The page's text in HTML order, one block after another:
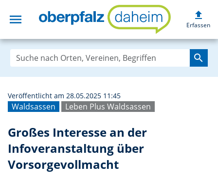
menu Großes
upload
Erfassen
search
Waldsassen Leben Plus Waldsassen
Veröffentlicht am 28.05.2025 11:45
Großes Interesse an der
Infoveranstaltung über
Vorsorgevollmacht